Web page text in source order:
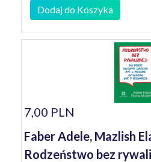
Dodaj do Koszyka
7,00 PLN
Faber Adele, Mazlish
Rodzeństwo bez